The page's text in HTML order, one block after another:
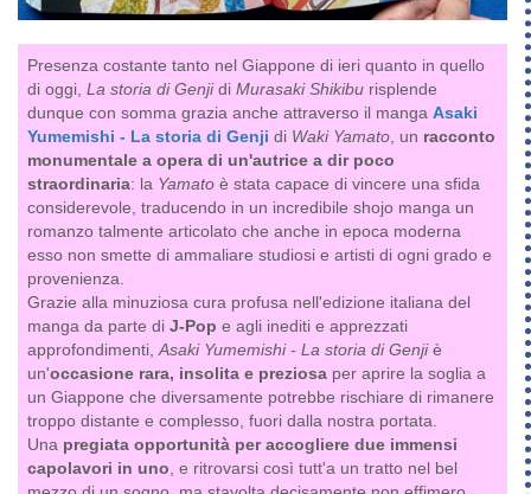
Presenza costante tanto nel Giappone di ieri quanto in quello
di oggi, La storia di Genjidi Murasaki Shikibu risplende
dunque con somma grazia anche attraverso il manga Asaki
Yumemishi - La storia di Genji di Waki Yamato , un racconto
monumentale a opera di un'autrice a dir poco
straordinaria: la Yamato è stata capace di vincere una sfida
considerevole, traducendo in un incredibile shojo manga un
romanzo talmente articolato che anche in epoca moderna
esso non smette di ammaliare studiosi e artisti di ogni grado e
provenienza.
Grazie alla minuziosa cura profusa nell'edizione italiana del
manga da parte di J-Pop e agli inediti e apprezzati
approfondimenti, Asaki Yumemishi - La storia di Genjiè
un'occasione rara, insolita e preziosa per aprire la soglia a
un Giappone che diversamente potrebbe rischiare di rimanere
troppo distante e complesso, fuori dalla nostra portata.
Una pregiata opportunità per accogliere due immensi
capolavori in uno , e ritrovarsi così tutt'a un tratto nel bel